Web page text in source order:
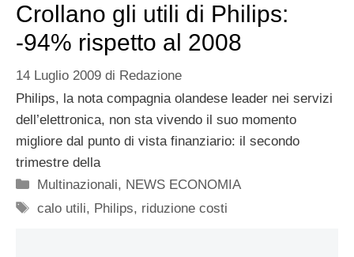
Crollano gli utili di Philips:
-94% rispetto al 2008
14 Luglio 2009 di Redazione
Philips, la nota compagnia olandese leader nei servizi
dell’elettronica, non sta vivendo il suo momento
migliore dal punto di vista finanziario: il secondo
trimestre della
Categorie
Multinazionali, NEWS ECONOMIA
Tag
calo utili, Philips, riduzione costi